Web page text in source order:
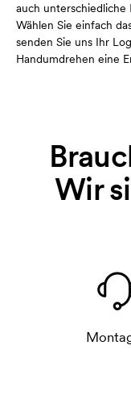
auch unterschiedliche
Wählen Sie einfach
senden Sie uns Ihr
Handumdrehen eine
Wir